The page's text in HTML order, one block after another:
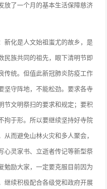
放了一个月的基本生活保障慈济
新化是人文始祖蚩尤的故乡，是
民族共同的祖先，眼下清明节即
传统。但值此新冠肺炎防疫工作
坚守阵地，不能松劲。要求各寺
节文明祭扫的要求和规定；要积
拘于形。所以要继续坚持好寺院
而避免山林火灾和多人聚会，
心灵家书、立逝者传记等新型祭
勉励大家，一定要克服目前因为
继续积极配合各级党和政府开展